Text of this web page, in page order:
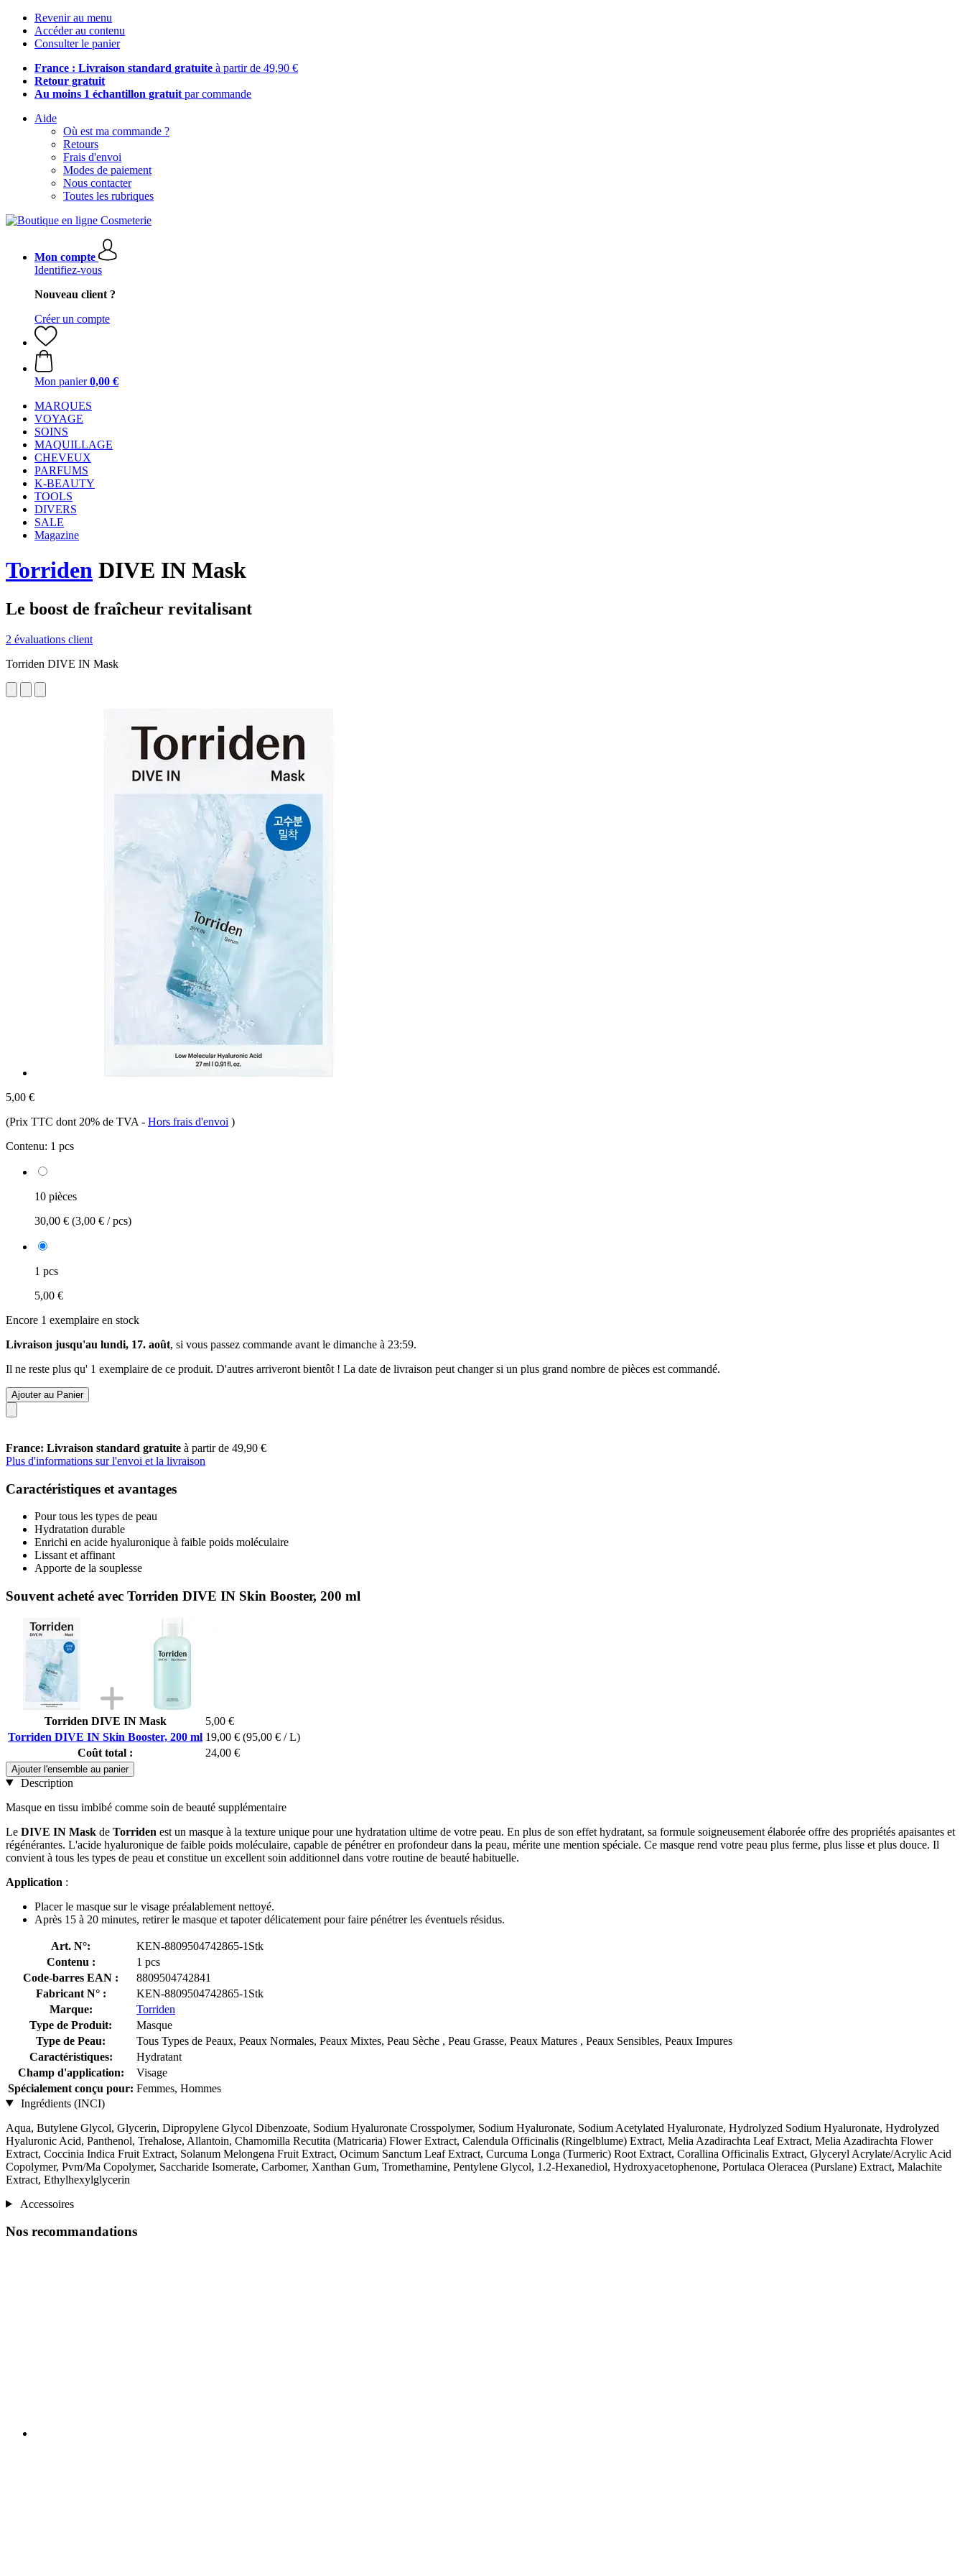
Revenir au menu
Accéder au contenu
Consulter le panier
France : Livraison standard gratuite à partir de 49,90 €
Retour gratuit
Au moins 1 échantillon gratuit par commande
Aide
Où est ma commande ?
Retours
Frais d'envoi
Modes de paiement
Nous contacter
Toutes les rubriques
Mon compte
Identifiez-vous
Nouveau client ?
Créer un compte
Mon panier 0,00 €
MARQUES
VOYAGE
SOINS
MAQUILLAGE
CHEVEUX
PARFUMS
K-BEAUTY
TOOLS
DIVERS
SALE
Magazine
Torriden DIVE IN Mask
Le boost de fraîcheur revitalisant
2 évaluations client
Torriden DIVE IN Mask
5,00 €
(Prix TTC dont 20% de TVA - Hors frais d'envoi )
Contenu: 1 pcs
10 pièces
30,00 € (3,00 € / pcs)
1 pcs
5,00 €
Encore 1 exemplaire en stock
Livraison jusqu'au lundi, 17. août, si vous passez commande avant le dimanche à 23:59.
Il ne reste plus qu' 1 exemplaire de ce produit. D'autres arriveront bientôt ! La date de livraison peut changer si un plus grand nombre de pièces est commandé.
Ajouter au Panier
France: Livraison standard gratuite à partir de 49,90 €
Plus d'informations sur l'envoi et la livraison
Caractéristiques et avantages
Pour tous les types de peau
Hydratation durable
Enrichi en acide hyaluronique à faible poids moléculaire
Lissant et affinant
Apporte de la souplesse
Souvent acheté avec Torriden DIVE IN Skin Booster, 200 ml
Torriden DIVE IN Mask
5,00 €
Torriden DIVE IN Skin Booster, 200 ml 19,00 € (95,00 € / L)
Coût total :
24,00 €
Ajouter l'ensemble au panier
Description
Masque en tissu imbibé comme soin de beauté supplémentaire
Le DIVE IN Mask de Torriden est un masque à la texture unique pour une hydratation ultime de votre peau. En plus de son effet hydratant, sa formule soigneusement élaborée offre des propriétés apaisantes et
régénérantes. L'acide hyaluronique de faible poids moléculaire, capable de pénétrer en profondeur dans la peau, mérite une mention spéciale. Ce masque rend votre peau plus ferme, plus lisse et plus douce. Il
convient à tous les types de peau et constitue un excellent soin additionnel dans votre routine de beauté habituelle.
Application :
Placer le masque sur le visage préalablement nettoyé.
Après 15 à 20 minutes, retirer le masque et tapoter délicatement pour faire pénétrer les éventuels résidus.
Art. N°:
KEN-8809504742865-1Stk
Contenu :
1 pcs
Code-barres EAN :
8809504742841
Fabricant N° :
KEN-8809504742865-1Stk
Marque:
Torriden
Type de Produit:
Masque
Type de Peau:
Tous Types de Peaux, Peaux Normales, Peaux Mixtes, Peau Sèche , Peau Grasse, Peaux Matures , Peaux Sensibles, Peaux Impures
Caractéristiques:
Hydratant
Champ d'application:
Visage
Spécialement conçu pour: Femmes, Hommes
Ingrédients (INCI)
Aqua, Butylene Glycol, Glycerin, Dipropylene Glycol Dibenzoate, Sodium Hyaluronate Crosspolymer, Sodium Hyaluronate, Sodium Acetylated Hyaluronate, Hydrolyzed Sodium Hyaluronate, Hydrolyzed
Hyaluronic Acid, Panthenol, Trehalose, Allantoin, Chamomilla Recutita (Matricaria) Flower Extract, Calendula Officinalis (Ringelblume) Extract, Melia Azadirachta Leaf Extract, Melia Azadirachta Flower
Extract, Coccinia Indica Fruit Extract, Solanum Melongena Fruit Extract, Ocimum Sanctum Leaf Extract, Curcuma Longa (Turmeric) Root Extract, Corallina Officinalis Extract, Glyceryl Acrylate/Acrylic Acid
Copolymer, Pvm/Ma Copolymer, Saccharide Isomerate, Carbomer, Xanthan Gum, Tromethamine, Pentylene Glycol, 1.2-Hexanediol, Hydroxyacetophenone, Portulaca Oleracea (Purslane) Extract, Malachite
Extract, Ethylhexylglycerin
Accessoires
Nos recommandations